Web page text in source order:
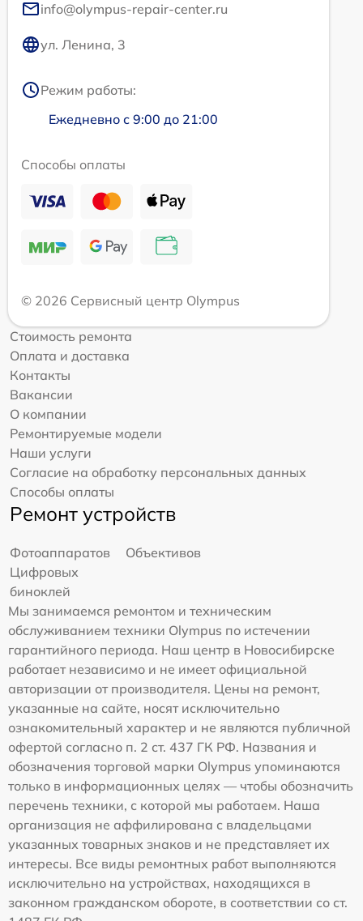
info@olympus-repair-center.ru
ул. Ленина, 3
Режим работы:
Ежедневно с 9:00 до 21:00
Способы оплаты
© 2026 Сервисный центр Olympus
Стоимость ремонта
Оплата и доставка
Контакты
Вакансии
О компании
Ремонтируемые модели
Наши услуги
Согласие на обработку персональных данных
Способы оплаты
Ремонт устройств
Фотоаппаратов
Объективов
Цифровых
биноклей
Мы занимаемся ремонтом и техническим
обслуживанием техники Olympus по истечении
гарантийного периода. Наш центр в Новосибирске
работает независимо и не имеет официальной
авторизации от производителя. Цены на ремонт,
указанные на сайте, носят исключительно
ознакомительный характер и не являются публичной
офертой согласно п. 2 ст. 437 ГК РФ. Названия и
обозначения торговой марки Olympus упоминаются
только в информационных целях — чтобы обозначить
перечень техники, с которой мы работаем. Наша
организация не аффилирована с владельцами
указанных товарных знаков и не представляет их
интересы. Все виды ремонтных работ выполняются
исключительно на устройствах, находящихся в
законном гражданском обороте, в соответствии со ст.